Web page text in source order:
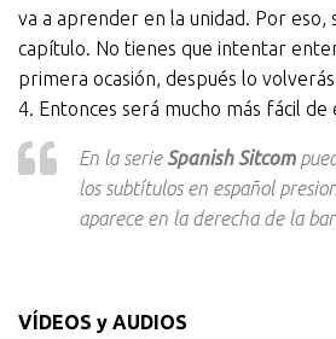
va a aprender en la unidad. Por eso,
capítulo. No tienes que intentar
primera ocasión, después lo
4. Entonces será mucho más fácil de
En la serieSpanish Sitcom
los subtítulos en español
aparece en la derecha de la
VÍDEOS y AUDIOS